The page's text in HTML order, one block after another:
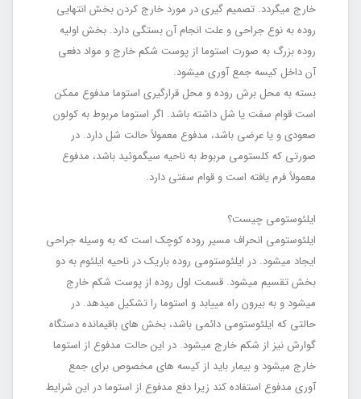
خارج می‏گردد. تصمیم‏ گیری در مورد خارج کردن بخش انتهایی
روده به نوع جراحی و علت انجام آن بستگی دارد. بخش اولیه
روده بزرگ به صورت استوما از پوست شکم خارج و مواد دفعی
آن داخل کیسه جمع ‏آوری می‏شود.
بسته به محل برش روده و محل قرارگیری استوما مدفوع ممکن
است قوام سفت یا شل داشته باشد. اگر استوما مربوط به کولون
صعودی و یا عرضی باشد، مدفوع معمولاً حالت شل دارد. در
صورتی که کلستومی مربوط به ناحیه سیگموئید باشد، مدفوع
معمولاً فرم یافته است و قوام سفتی دارد.
ایلئوستومی چیست؟
ایلئوستومی انحراف مسیر روده کوچک است که به‏ وسیله جراحی
ایجاد می‏شود. در ایلئوستومی روده باریک در ناحیه ایلئوم به دو
بخش تقسیم می‏شود. قسمت اول روده از پوست شکم خارج
می‏شود و به بیرون راه می‏یابد و استوما را تشکیل می‏دهد. در
حالتی که ایلئوستومی دائمی باشد، بخش‏ های باقی‏مانده دستگاه
گوارش نیز از شکم خارج می‏شود. در این حالت مدفوع از استوما
خارج می‏شود و بیمار باید از کیسه ‏های مخصوص برای جمع
‏آوری مدفوع استفاده کند زیرا دفع مدفوع از استوما در این شرایط